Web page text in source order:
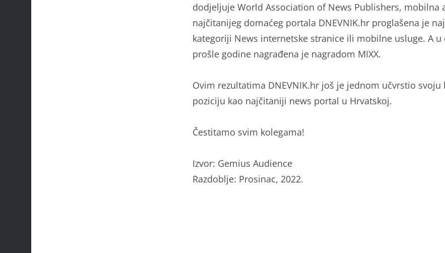
dodjeljuje World Association of News Publishers, mobilna
najčitanijeg domaćeg portala DNEVNIK.hr proglašena je
kategoriji News internetske stranice ili mobilne usluge. A u
prošle godine nagrađena je nagradom MIXX.
Ovim rezultatima DNEVNIK.hr još je jednom učvrstio svoju
poziciju kao najčitaniji news portal u Hrvatskoj.
Čestitamo svim kolegama!
Izvor: Gemius Audience
Razdoblje: Prosinac, 2022.